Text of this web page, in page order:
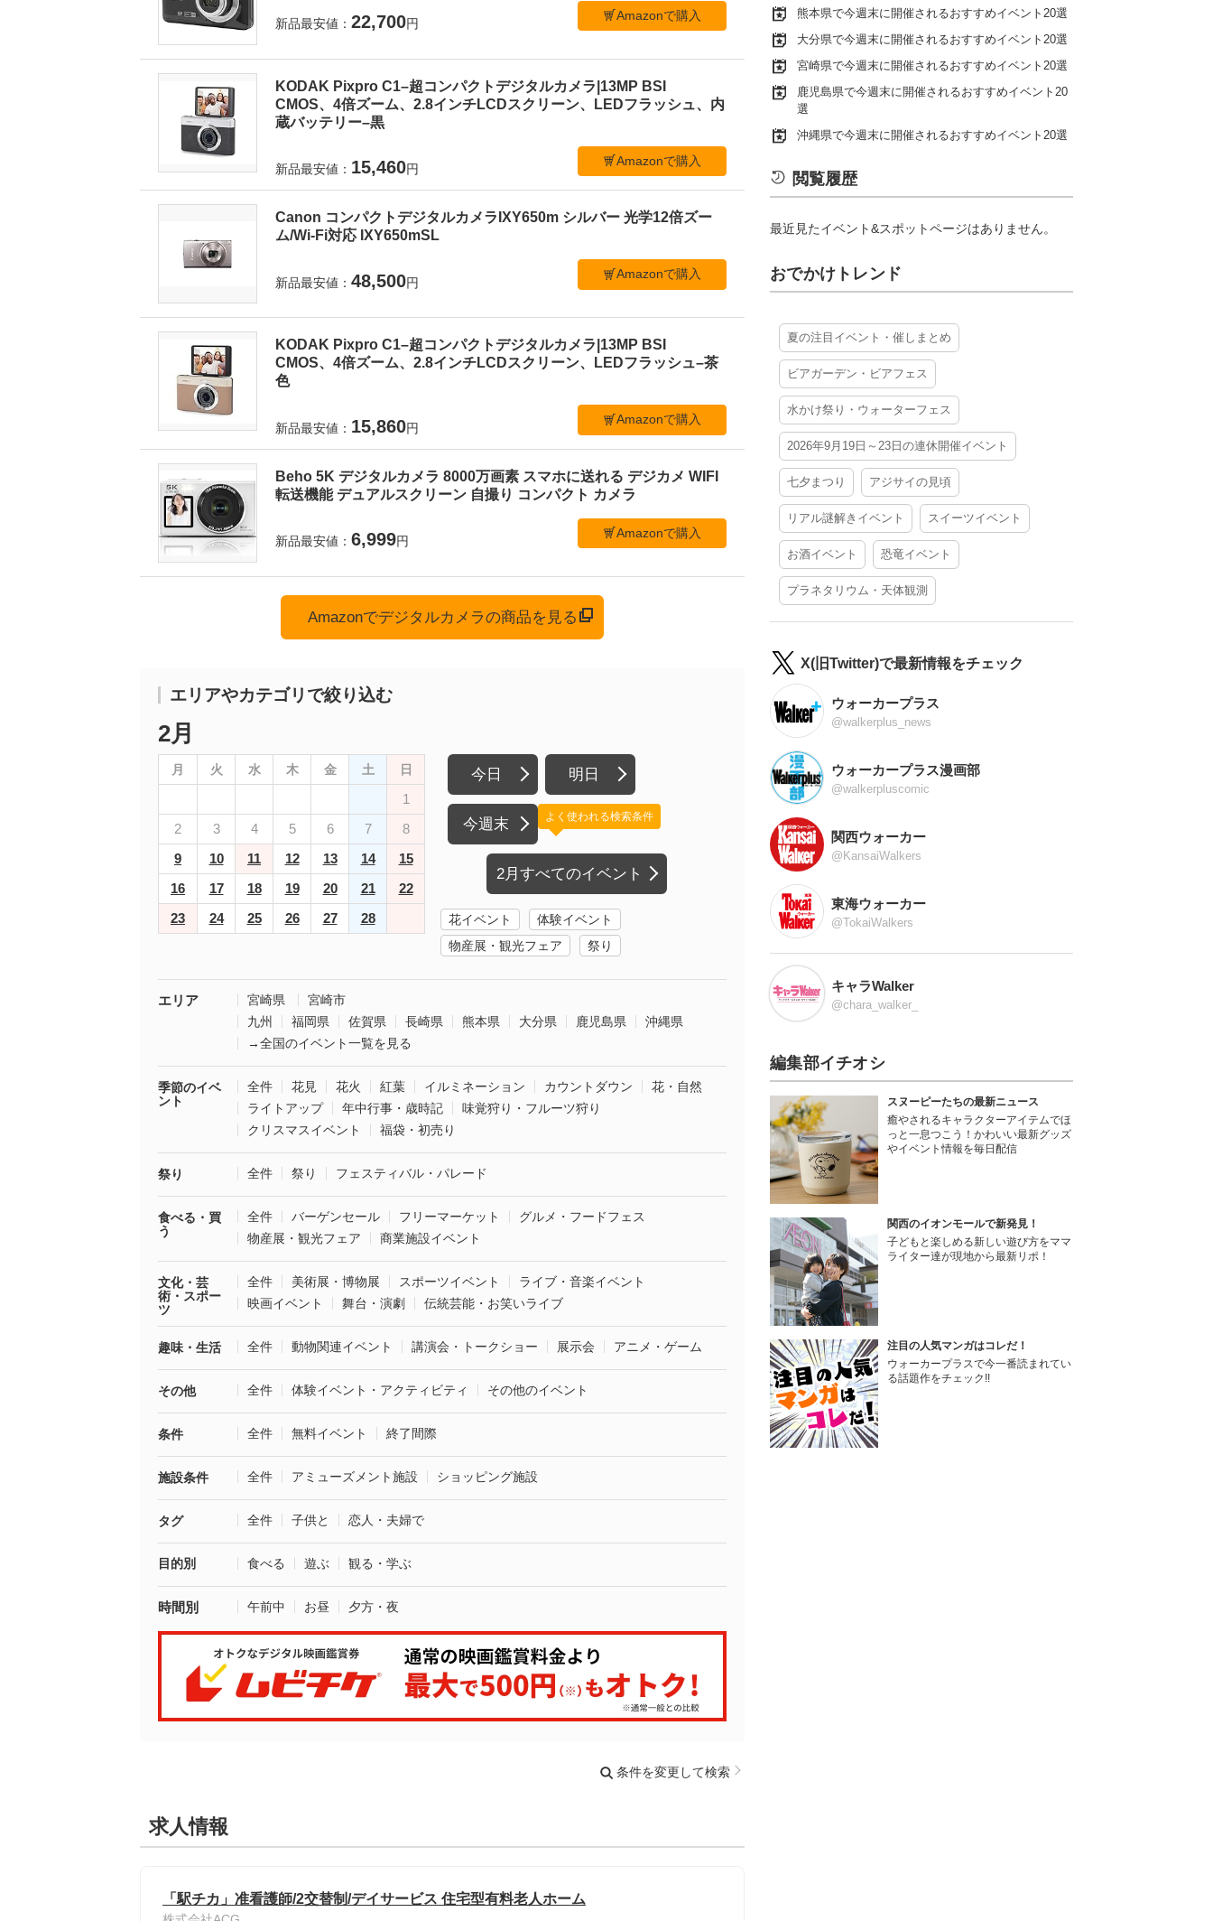
新品最安値： 22,700円
Amazonで購入
KODAK Pixpro C1–超コンパクトデジタルカメラ|13MP BSI
CMOS、4倍ズーム、2.8インチLCDスクリーン、LEDフラッシュ、内
蔵バッテリー–黒
新品最安値： 15,460円
Amazonで購入
Canon コンパクトデジタルカメラIXY650m シルバー 光学12倍ズー
ム/Wi-Fi対応 IXY650mSL
新品最安値： 48,500円
Amazonで購入
KODAK Pixpro C1–超コンパクトデジタルカメラ|13MP BSI
CMOS、4倍ズーム、2.8インチLCDスクリーン、LEDフラッシュ–茶
色
新品最安値： 15,860円
Amazonで購入
Beho 5K デジタルカメラ 8000万画素 スマホに送れる デジカメ WIFI
転送機能 デュアルスクリーン 自撮り コンパクト カメラ
新品最安値： 6,999円
Amazonで購入
Amazonでデジタルカメラの商品を見る
エリアやカテゴリで絞り込む
2月
月 火 水 木 金 土 日
1
2
3 4 5 6 7
8
9
10 11 12 13 14
15
16
17 18 19 20 21
22
23
24 25 26 27 28
今日 明日
今週末
2月すべてのイベント
よく使われる検索条件
花イベント
体験イベント
物産展・観光フェア
祭り
エリア 宮崎県
宮崎市
九州
福岡県 佐賀県 長崎県 熊本県 大分県 鹿児島県
沖縄県
→全国のイベント一覧を見る
季節のイベ
ント
全件 花見 花火 紅葉 イルミネーション カウントダウン
花・自然
ライトアップ
年中行事・歳時記
味覚狩り・フルーツ狩り
クリスマスイベント
福袋・初売り
祭り 全件 祭り フェスティバル・パレード
食べる・買
う
全件 バーゲンセール フリーマーケット
グルメ・フードフェス
物産展・観光フェア
商業施設イベント
文化・芸
術・スポー
ツ
全件 美術展・博物展 スポーツイベント
ライブ・音楽イベント
映画イベント
舞台・演劇 伝統芸能・お笑いライブ
趣味・生活 全件 動物関連イベント 講演会・トークショー 展示会 アニメ・ゲーム
その他 全件 体験イベント・アクティビティ その他のイベント
条件 全件 無料イベント 終了間際
施設条件 全件 アミューズメント施設 ショッピング施設
タグ 全件 子供と 恋人・夫婦で
目的別 食べる 遊ぶ 観る・学ぶ
時間別 午前中 お昼 夕方・夜
条件を変更して検索
求人情報
「駅チカ」准看護師/2交替制/デイサービス 住宅型有料老人ホーム
熊本県で今週末に開催されるおすすめイベント20選
大分県で今週末に開催されるおすすめイベント20選
宮崎県で今週末に開催されるおすすめイベント20選
鹿児島県で今週末に開催されるおすすめイベント20
選
沖縄県で今週末に開催されるおすすめイベント20選
閲覧履歴
最近見たイベント&スポットページはありません。
おでかけトレンド
夏の注目イベント・催しまとめ
ビアガーデン・ビアフェス
水かけ祭り・ウォーターフェス
2026年9月19日～23日の連休開催イベント
七夕まつり アジサイの見頃
リアル謎解きイベント スイーツイベント
お酒イベント 恐竜イベント
プラネタリウム・天体観測
X(旧Twitter)で最新情報をチェック
ウォーカープラス
@walkerplus_news
ウォーカープラス漫画部
@walkerpluscomic
関西ウォーカー
@KansaiWalkers
東海ウォーカー
@TokaiWalkers
キャラWalker
@chara_walker_
編集部イチオシ
スヌーピーたちの最新ニュース
癒やされるキャラクターアイテムでほ
っと一息つこう！かわいい最新グッズ
やイベント情報を毎日配信
関西のイオンモールで新発見！
子どもと楽しめる新しい遊び方をママ
ライター達が現地から最新リポ！
注目の人気マンガはコレだ！
ウォーカープラスで今一番読まれてい
る話題作をチェック!!